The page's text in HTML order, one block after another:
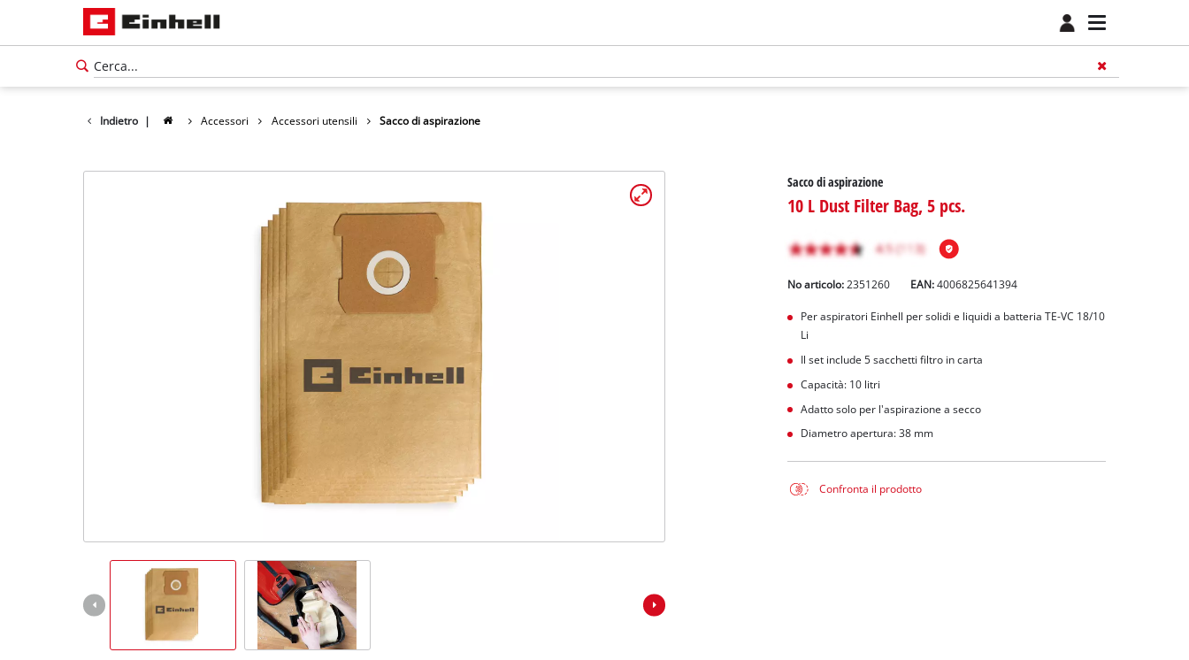
Indietro | Accessori Accessori utensili Sacco di aspirazione
Sacco di aspirazione
10 L Dust Filter Bag, 5 pcs.
No articolo: 2351260 EAN:4006825641394
Per aspiratori Einhell per solidi e liquidi a batteria TE-VC 18/10
Li
Il set include 5 sacchetti filtro in carta
Capacità: 10 litri
Adatto solo per l'aspirazione a secco
Diametro apertura: 38 mm
Confronta il prodotto